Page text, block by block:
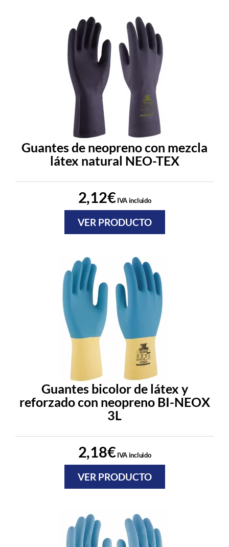
Guantes de neopreno con mezcla
látex natural NEO-TEX
2,12€IVA incluido
VER PRODUCTO
Guantes bicolor de látex y
reforzado con neopreno BI-NEOX
3L
2,18€IVA incluido
VER PRODUCTO